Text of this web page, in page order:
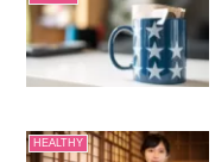
HEALTHY